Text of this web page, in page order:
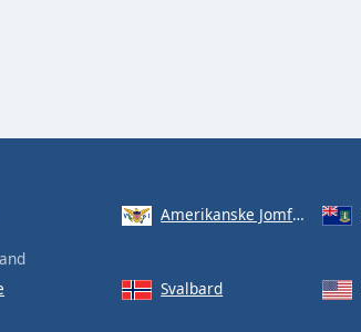
Amerikanske Jomfruøyer
Svalbard